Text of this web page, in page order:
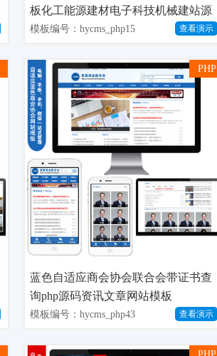
板化工能源建材电子科技机械建站源
码
模板编号：hycms_php15 查看演示
PHP
蓝色自适应商会协会联合会带证书查
询php源码资讯文章网站模板
模板编号：hycms_php43 查看演示